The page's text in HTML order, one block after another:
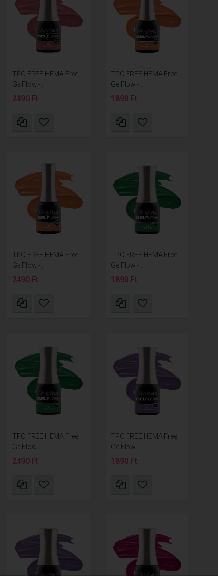
TPO FREE HEMA Free
GelFlow -...
2490 Ft
TPO FREE HEMA Free
GelFlow -...
1890 Ft
TPO FREE HEMA Free
GelFlow -...
2490 Ft
TPO FREE HEMA Free
GelFlow -...
1890 Ft
TPO FREE HEMA Free
GelFlow -...
2490 Ft
TPO FREE HEMA Free
GelFlow -...
1890 Ft